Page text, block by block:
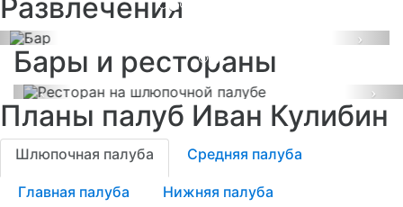
Развлечения
Previous Next
Бары и рестораны
Ресторан на
Previous
Планы палуб Иван Кулибин
Шлюпочная палуба Средняя палуба
Главная палуба Нижняя палуба